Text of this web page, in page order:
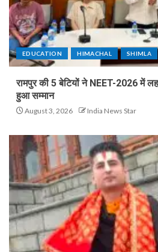
EDUCATION HIMACHAL SHIMLA
रामपुर की 5 बेटियों ने NEET-2026 में
हुआ सम्मान
August 3, 2026 India News Star